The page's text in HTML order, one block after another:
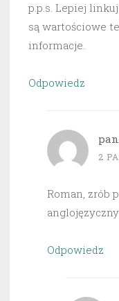
p.p.s. Lepiej
są wartościowe
informacje.
Odpowiedz
2
Roman, zrób
Odpowiedz